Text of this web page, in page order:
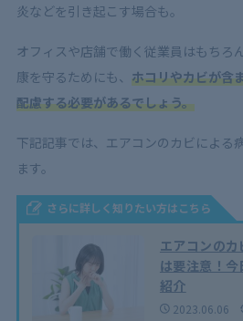
炎などを引き起こす場合も。
オフィスや店舗で働く従業員はもちろ
康を守るためにも、 ホコリやカビが含
配慮する必要があるでしょう。
下記記事では、エアコンのカビによる
ます。
さらに詳しく知りたい方はこちら
エアコンの
は要注意！
紹介
2023.06.06